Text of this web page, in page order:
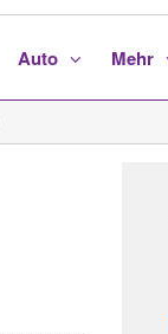
Auto Mehr